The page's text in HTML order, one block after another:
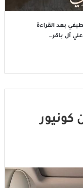
بعد القراءة